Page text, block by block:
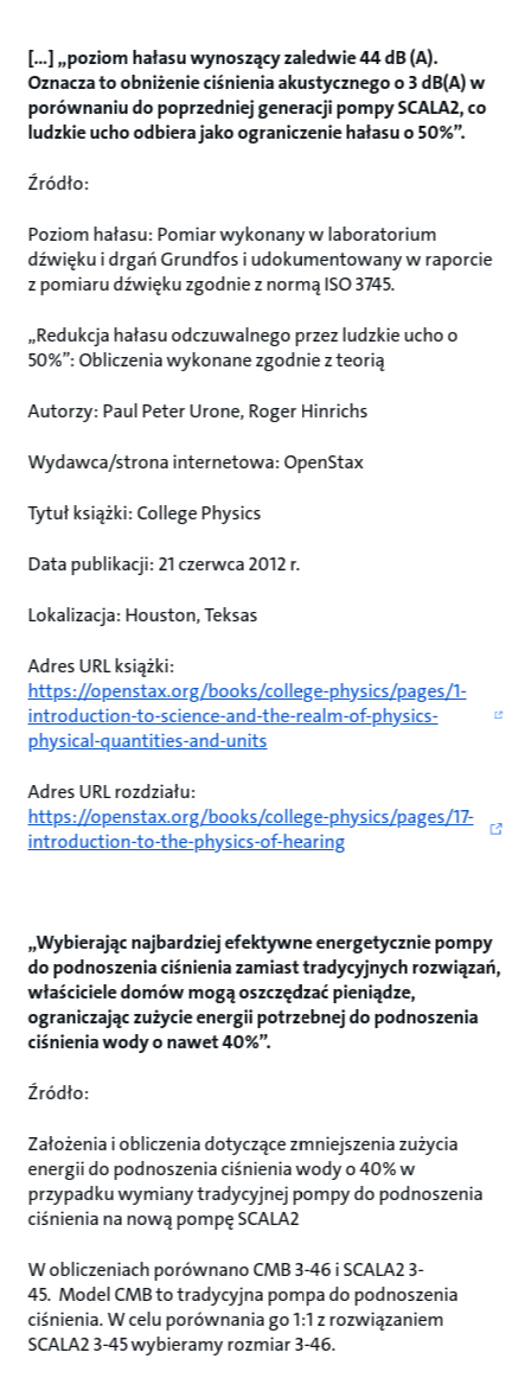
[...] „poziom hałasu wynoszący zaledwie 44 dB (A).
Oznacza to obniżenie ciśnienia akustycznego o 3 dB(A) w
porównaniu do poprzedniej generacji pompy SCALA2, co
ludzkie ucho odbiera jako ograniczenie hałasu o 50%”.
Źródło:
Poziom hałasu: Pomiar wykonany w laboratorium
dźwięku i drgań Grundfos i udokumentowany w raporcie
z pomiaru dźwięku zgodnie z normą ISO 3745.
„Redukcja hałasu odczuwalnego przez ludzkie ucho o
50%”: Obliczenia wykonane zgodnie z teorią
Autorzy: Paul Peter Urone, Roger Hinrichs
Wydawca/strona internetowa: OpenStax
Tytuł książki: College Physics
Data publikacji: 21 czerwca 2012 r.
Lokalizacja: Houston, Teksas
Adres URL książki:
https://openstax.org/books/college-physics/pages/1-
introduction-to-science-and-the-realm-of-physics-
physical-quantities-and-units
Adres URL rozdziału:
https://openstax.org/books/college-physics/pages/17-
introduction-to-the-physics-of-hearing
„Wybierając najbardziej efektywne energetycznie pompy
do podnoszenia ciśnienia zamiast tradycyjnych rozwiązań,
właściciele domów mogą oszczędzać pieniądze,
ograniczając zużycie energii potrzebnej do podnoszenia
ciśnienia wody o nawet 40%”.
Źródło:
Założenia i obliczenia dotyczące zmniejszenia zużycia
energii do podnoszenia ciśnienia wody o 40% w
przypadku wymiany tradycyjnej pompy do podnoszenia
ciśnienia na nową pompę SCALA2
W obliczeniach porównano CMB 3-46 i SCALA2 3-
45. Model CMB to tradycyjna pompa do podnoszenia
ciśnienia. W celu porównania go 1:1 z rozwiązaniem
SCALA2 3-45 wybieramy rozmiar 3-46.